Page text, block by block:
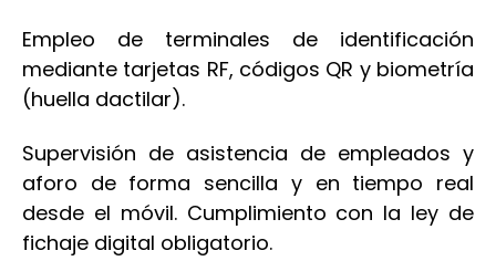
Empleo de terminales de identificación
mediante tarjetas RF, códigos QR y biometría
(huella dactilar).
Supervisión de asistencia de empleados y
aforo de forma sencilla y en tiempo real
desde el móvil. Cumplimiento con la ley de
fichaje digital obligatorio.